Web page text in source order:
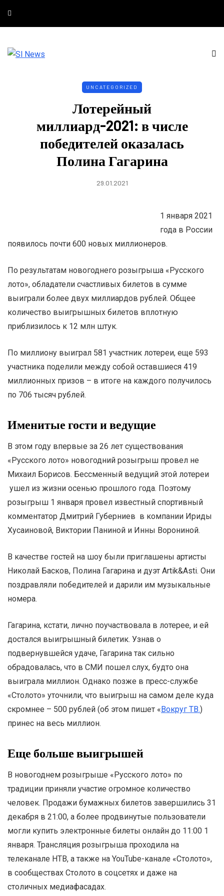
UNCATEGORIZED
Лотерейный
миллиард-2021: в числе
победителей оказалась
Полина Гагарина
29.01.2021
1 января 2021
года в России
появилось почти 600 новых миллионеров.
По результатам новогоднего розыгрыша «Русского
лото», обладатели счастливых билетов в сумме
выиграли более двух миллиардов рублей. Общее
количество выигрышных билетов вплотную
приблизилось к 12 млн штук.
По миллиону выиграл 581 участник лотереи, еще 593
участника поделили между собой оставшиеся 419
миллионных призов – в итоге на каждого получилось
по 706 тысяч рублей.
Именитые гости и ведущие
В этом году впервые за 26 лет существования
«Русского лото» новогодний розыгрыш провел не
Михаил Борисов. Бессменный ведущий этой лотереи
ушел из жизни осенью прошлого года. Поэтому
розыгрыш 1 января провел известный спортивный
комментатор Дмитрий Губерниев в компании Ириды
Хусаиновой, Виктории Паниной и Инны Ворониной.
В качестве гостей на шоу были приглашены артисты
Николай Басков, Полина Гагарина и дуэт Artik&Asti. Они
поздравляли победителей и дарили им музыкальные
номера.
Гагарина, кстати, лично поучаствовала в лотерее, и ей
достался выигрышный билетик. Узнав о
подвернувшейся удаче, Гагарина так сильно
обрадовалась, что в СМИ пошел слух, будто она
выиграла миллион. Однако позже в пресс-службе
«Столото» уточнили, что выигрыш на самом деле куда
скромнее – 500 рублей (об этом пишет «Вокруг ТВ.)
принес на весь миллион.
Еще больше выигрышей
В новогоднем розыгрыше «Русского лото» по
традиции приняли участие огромное количество
человек. Продажи бумажных билетов завершились 31
декабря в 21:00, а более продвинутые пользователи
могли купить электронные билеты онлайн до 11:00 1
января. Трансляция розыгрыша проходила на
телеканале НТВ, а также на YouTube-канале «Столото»,
в сообществах Столото в соцсетях и даже на
столичных медиафасадах.